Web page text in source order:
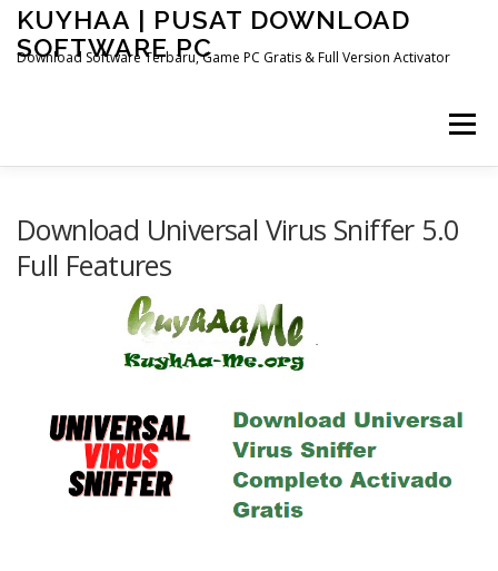
Skip
content
KUYHAA | PUSAT DOWNLOAD
SOFTWARE PC
Download Software Terbaru, Game PC Gratis & Full Version Activator
Menu
OTHER PAGES
Download Universal Virus Sniffer 5.0
Full Features